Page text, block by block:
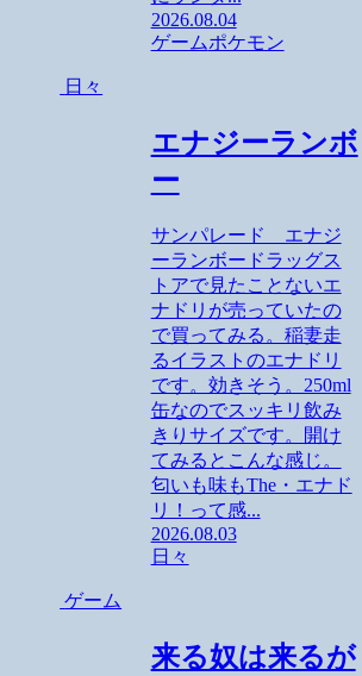
2026.08.04
ゲームポケモン
日々
エナジーランボ
ー
サンパレード エナジ
ーランボードラッグス
トアで見たことないエ
ナドリが売っていたの
で買ってみる。稲妻走
るイラストのエナドリ
です。効きそう。250ml
缶なのでスッキリ飲み
きりサイズです。開け
てみるとこんな感じ。
匂いも味もThe・エナド
リ！って感...
2026.08.03
日々
ゲーム
来る奴は来るが